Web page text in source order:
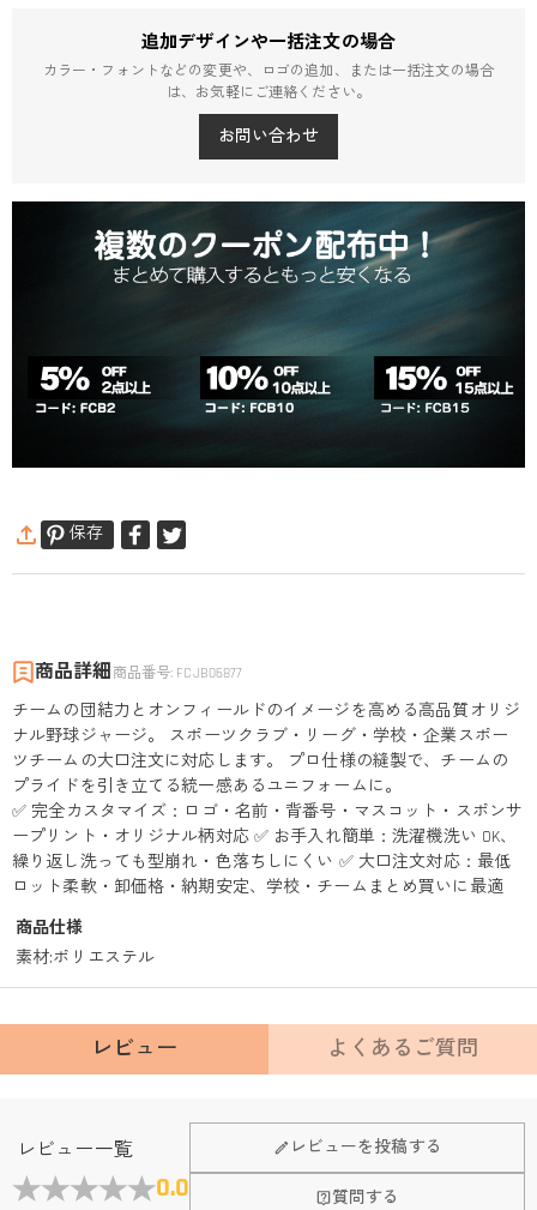
追加デザインや一括注文の場合
カラー・フォントなどの変更や、ロゴの追加、または一括注文の場合
は、お気軽にご連絡ください。
お問い合わせ
保存
商品詳細 商品番号: FCJB06877
チームの団結力とオンフィールドのイメージを高める高品質オリジ
ナル野球ジャージ。 スポーツクラブ・リーグ・学校・企業スポー
ツチームの大口注文に対応します。 プロ仕様の縫製で、チームの
プライドを引き立てる統一感あるユニフォームに。
✅ 完全カスタマイズ：ロゴ・名前・背番号・マスコット・スポンサ
ープリント・オリジナル柄対応 ✅ お手入れ簡単：洗濯機洗い OK、
繰り返し洗っても型崩れ・色落ちしにくい ✅ 大口注文対応：最低
ロット柔軟・卸価格・納期安定、学校・チームまとめ買いに最適
商品仕様
素材:ポリエステル
レビュー よくあるご質問
レビュー一覧
0.0
レビューを投稿する
質問する